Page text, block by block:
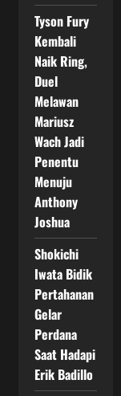
Tyson Fury
Kembali
Naik Ring,
Duel
Melawan
Mariusz
Wach Jadi
Penentu
Menuju
Anthony
Joshua
Shokichi
Iwata Bidik
Pertahanan
Gelar
Perdana
Saat Hadapi
Erik Badillo